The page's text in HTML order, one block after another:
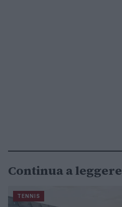
Continua a leggere
TENNIS